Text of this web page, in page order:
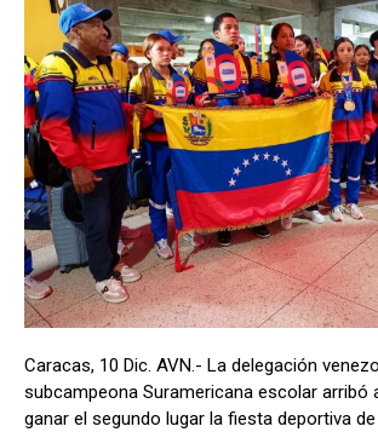
Caracas, 10 Dic. AVN.- La delegación
subcampeona Suramericana escolar arribó
ganar el segundo lugar la fiesta deportiva